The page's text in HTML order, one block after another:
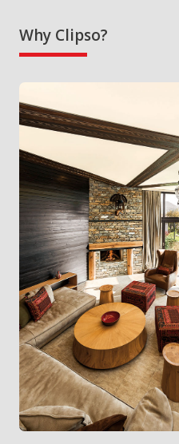
Why Clipso?